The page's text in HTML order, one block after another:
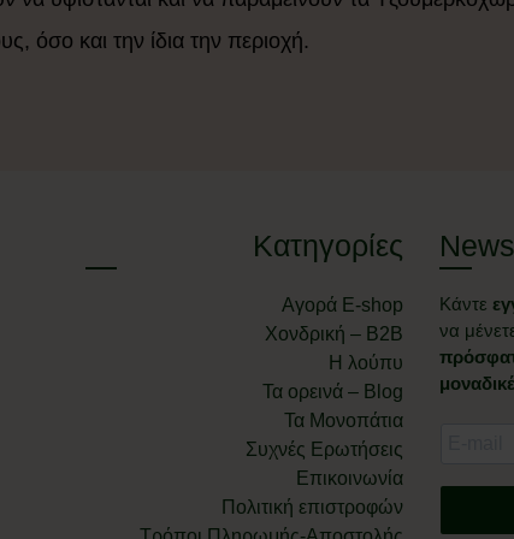
όσο και την ίδια την περιοχή.
Κατηγορίες
Αγορά E-shop
Χονδρική – B2B
Η λούπυ
Τα ορεινά – Blog
Τα Μονοπάτια
Συχνές Ερωτήσεις
Επικοινωνία
Πολιτική επιστροφών
Κάντε
να